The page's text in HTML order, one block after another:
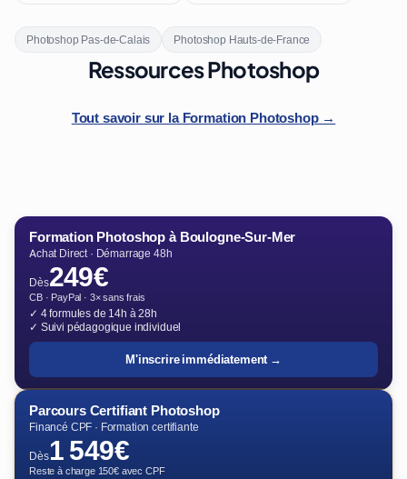
Photoshop Pas-de-Calais Photoshop Hauts-de-France
Ressources Photoshop
Tout savoir sur la Formation Photoshop →
Formation Photoshop à Boulogne-Sur-Mer
Achat Direct · Démarrage 48h
Dès249€
CB · PayPal · 3× sans frais
✓ 4 formules de 14h à 28h
✓ Suivi pédagogique individuel
M'inscrire immédiatement →
Parcours Certifiant Photoshop
Financé CPF · Formation certifiante
Dès1 549€
Reste à charge 150€ avec CPF